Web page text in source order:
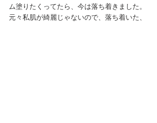
ム塗りたくってたら、今は落ち着きました。
元々私肌が綺麗じゃないので、落ち着いた、